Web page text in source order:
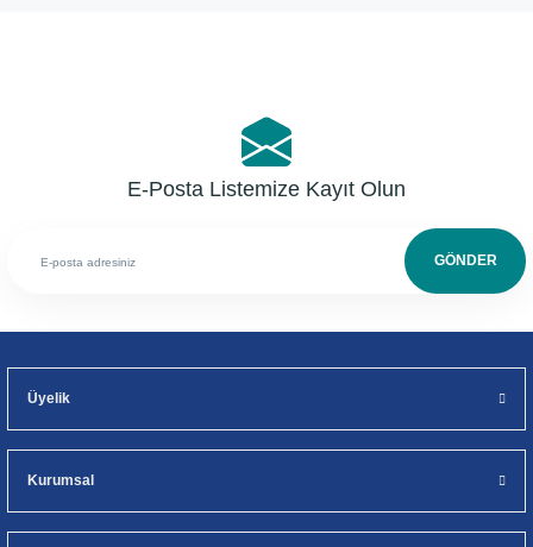
E-Posta Listemize Kayıt Olun
GÖNDER
Üyelik
Kurumsal